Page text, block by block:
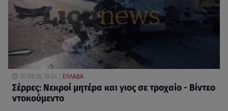
07.08.26, 10:24 ΕΛΛΑΔΑ
Σέρρες: Νεκροί μητέρα και γιος σε τροχαίο - Βίντεο
ντοκούμεντο